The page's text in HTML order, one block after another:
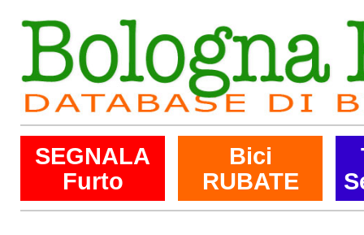
SEGNALA
Furto
Bici
RUBATE